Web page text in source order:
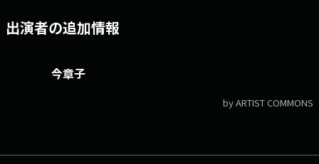
出演者の追加情報
今章子
by ARTIST COMMONS